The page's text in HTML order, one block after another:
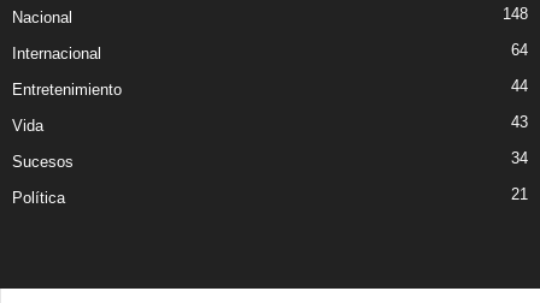
Nacional 148
Internacional 64
Entretenimiento 44
Vida 43
Sucesos 34
Política 21